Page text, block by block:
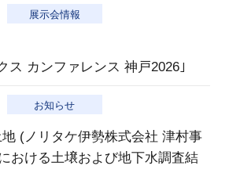
展示会情報
ス カンファレンス 神戸2026｣
お知らせ
(ノリタケ伊勢株式会社 津村事
おける土壌および地下水調査結